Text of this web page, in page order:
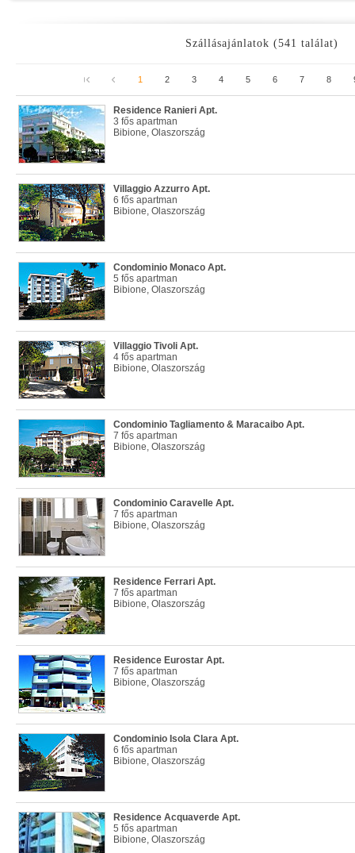
Szállásajánlatok (541 találat)
1 2 3 4 5 6 7 8
Residence Ranieri Apt.
3 fős apartman
Bibione, Olaszország
Villaggio Azzurro Apt.
6 fős apartman
Bibione, Olaszország
Condominio Monaco Apt.
5 fős apartman
Bibione, Olaszország
Villaggio Tivoli Apt.
4 fős apartman
Bibione, Olaszország
Condominio Tagliamento & Maracaibo Apt.
7 fős apartman
Bibione, Olaszország
Condominio Caravelle Apt.
7 fős apartman
Bibione, Olaszország
Residence Ferrari Apt.
7 fős apartman
Bibione, Olaszország
Residence Eurostar Apt.
7 fős apartman
Bibione, Olaszország
Condominio Isola Clara Apt.
6 fős apartman
Bibione, Olaszország
Residence Acquaverde Apt.
5 fős apartman
Bibione, Olaszország